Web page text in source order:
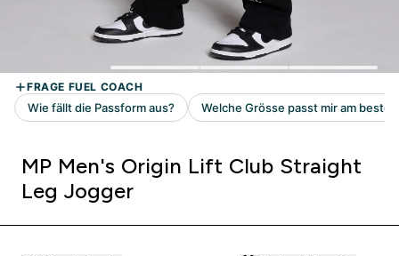
MP Men's Origin Lift Club Straight
Leg Jogger